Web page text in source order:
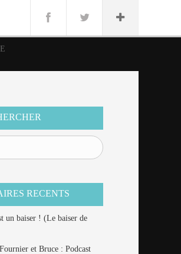
RECENTS
un baiser ! (Le baiser de
et Bruce : Podcast